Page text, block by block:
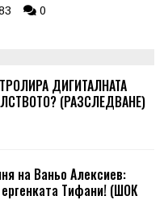
0
ДИГИТАЛНАТА
(РАЗСЛЕДВАНЕ)
на Ваньо Алексиев:
Тифани! (ШОК